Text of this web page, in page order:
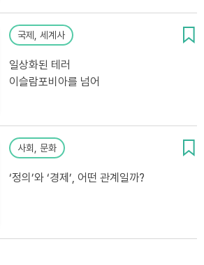
국제, 세계사
일상화된 테러
이슬람포비아를 넘어
사회, 문화
‘정의’와 ‘경제’, 어떤 관계일까?